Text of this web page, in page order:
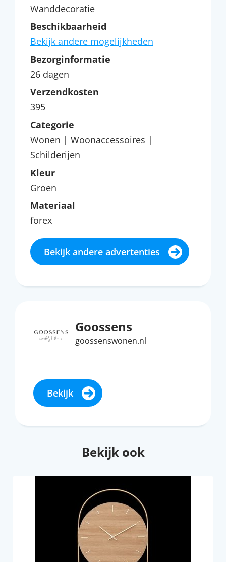
Wanddecoratie
Beschikbaarheid
Bekijk andere mogelijkheden
Bezorginformatie
26 dagen
Verzendkosten
395
Categorie
Wonen | Woonaccessoires |
Schilderijen
Kleur
Groen
Materiaal
forex
Bekijk andere advertenties
Goossens
goossenswonen.nl
Bekijk
Bekijk ook